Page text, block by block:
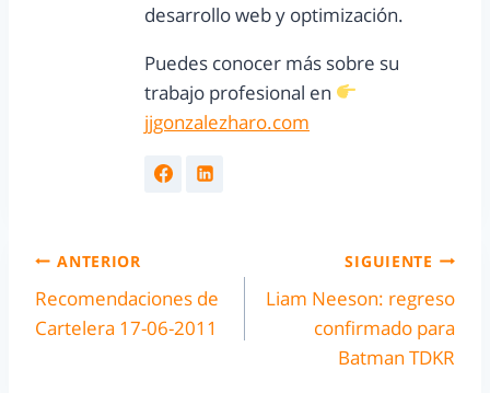
desarrollo web y optimización.
Puedes conocer más sobre su
trabajo profesional en
jjgonzalezharo.com
ANTERIOR
Recomendaciones de
Cartelera 17-06-2011
SIGUIENTE
Liam Neeson: regreso
confirmado para
Batman TDKR